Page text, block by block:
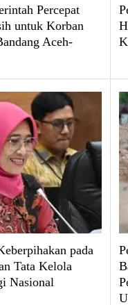
Percepat
untuk Korban
Aceh-
pada
Tata Kelola
Nasional